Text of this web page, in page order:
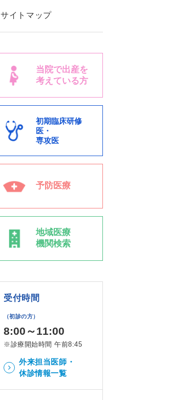
サイトマップ
当院で出産を
考えている方
初期臨床研修
医・
専攻医
予防医療
地域医療
機関検索
受付時間
（初診の方）
8:00～11:00
※診療開始時間 午前8:45
外来担当医師・
休診情報一覧